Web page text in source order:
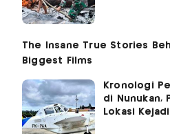
Kronologi
di Nunukan,
Lokasi